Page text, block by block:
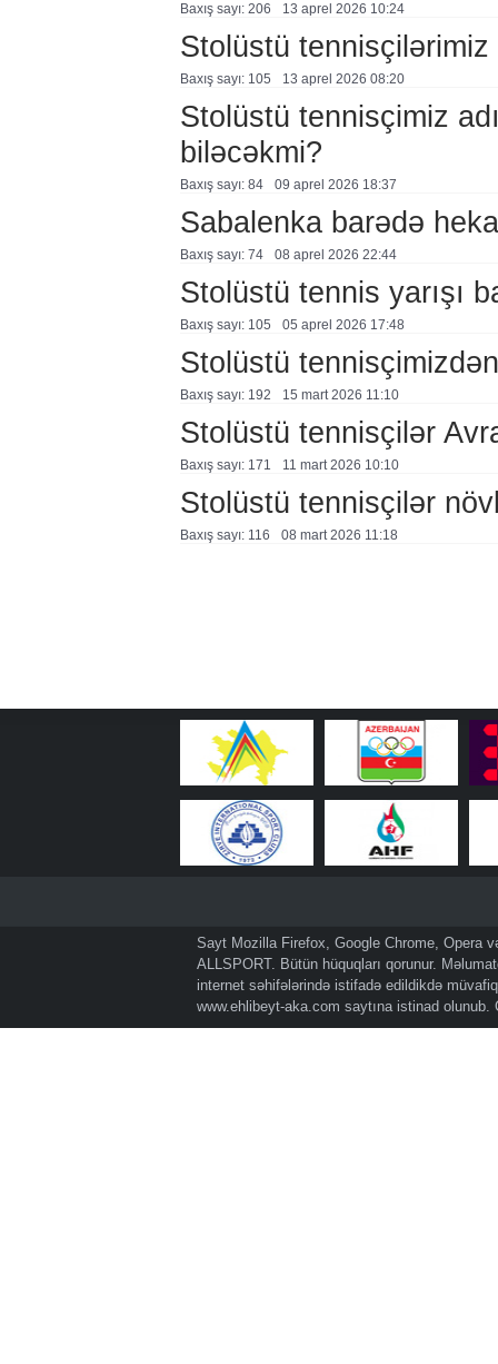
Baxış sayı: 206 13 aprel 2026 10:24
Stolüstü
Baxış sayı: 105 13 aprel 2026 08:20
Stolüstü tennisçimiz
biləcəkmi?
Baxış sayı: 84 09 aprel 2026 18:37
Sabalenka barədə
Baxış sayı: 74 08 aprel 2026 22:44
Stolüstü tennis yarışı
Baxış sayı: 105 05 aprel 2026 17:48
Stolüstü
Baxış sayı: 192 15 mart 2026 11:10
Stolüstü tennisçilər
Baxış sayı: 171 11 mart 2026 10:10
Stolüstü tennisçilər
Baxış sayı: 116 08 mart 2026 11:18
Sayt Mozilla Firefox, Google Chrome, Opera
ALLSPORT. Bütün hüquqları qorunur.
internet səhifələrində istifadə edildikdə
www.ehlibeyt-aka.com saytına istinad olunub.